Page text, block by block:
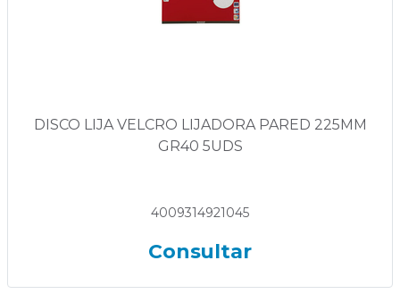
DISCO LIJA VELCRO LIJADORA PARED 225MM
GR40 5UDS
4009314921045
Consultar